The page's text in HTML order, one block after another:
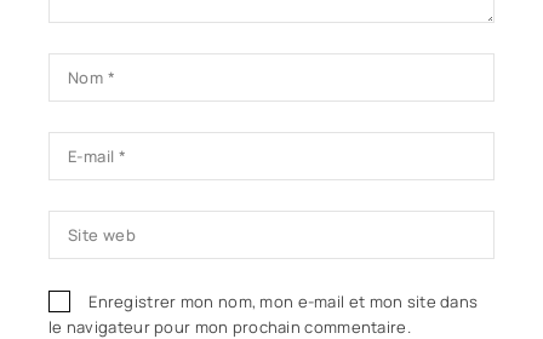
Enregistrer mon nom, mon e-mail et mon site dans
le navigateur pour mon prochain commentaire.